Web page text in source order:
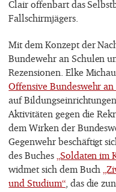
Clair offenbart das
Fallschirmjägers.
Mit dem Konzept der
Bundewehr an Schulen
Rezensionen. Elke
Offensive Bundeswehr
auf
Aktivitäten gegen die
dem Wirken der
Gegenwehr beschäftigt
des Buches „Soldaten im
widmet sich dem Buch
und Studium“, das die